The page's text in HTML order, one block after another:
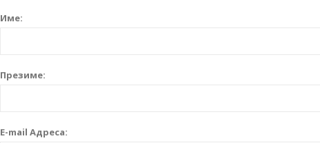
Име:
Презиме:
E-mail Адреса: